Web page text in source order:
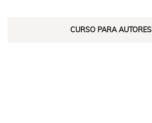
CURSO PARA AUTORES